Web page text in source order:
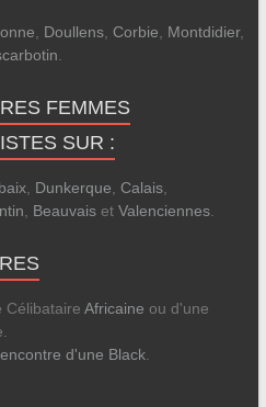
, Doullens, Corbie, Montdidier,
.
FEMMES
SUR :
, Dunkerque, Calais,
, Beauvaiset Valenciennes.
Célibataire Africaine ou d'une
d'une Black.